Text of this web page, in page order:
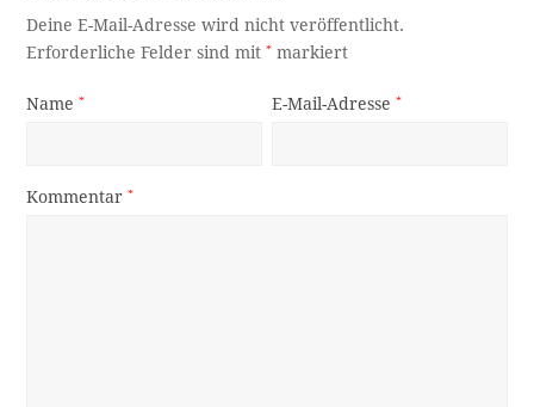
Deine E-Mail-Adresse wird nicht veröffentlicht.
Erforderliche Felder sind mit* markiert
Name* E-Mail-Adresse*
Kommentar*